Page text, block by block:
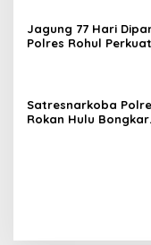
Jagung 77 Hari
Polres Rohul Perkuat
Satresnarkoba
Rokan Hulu Bongkar